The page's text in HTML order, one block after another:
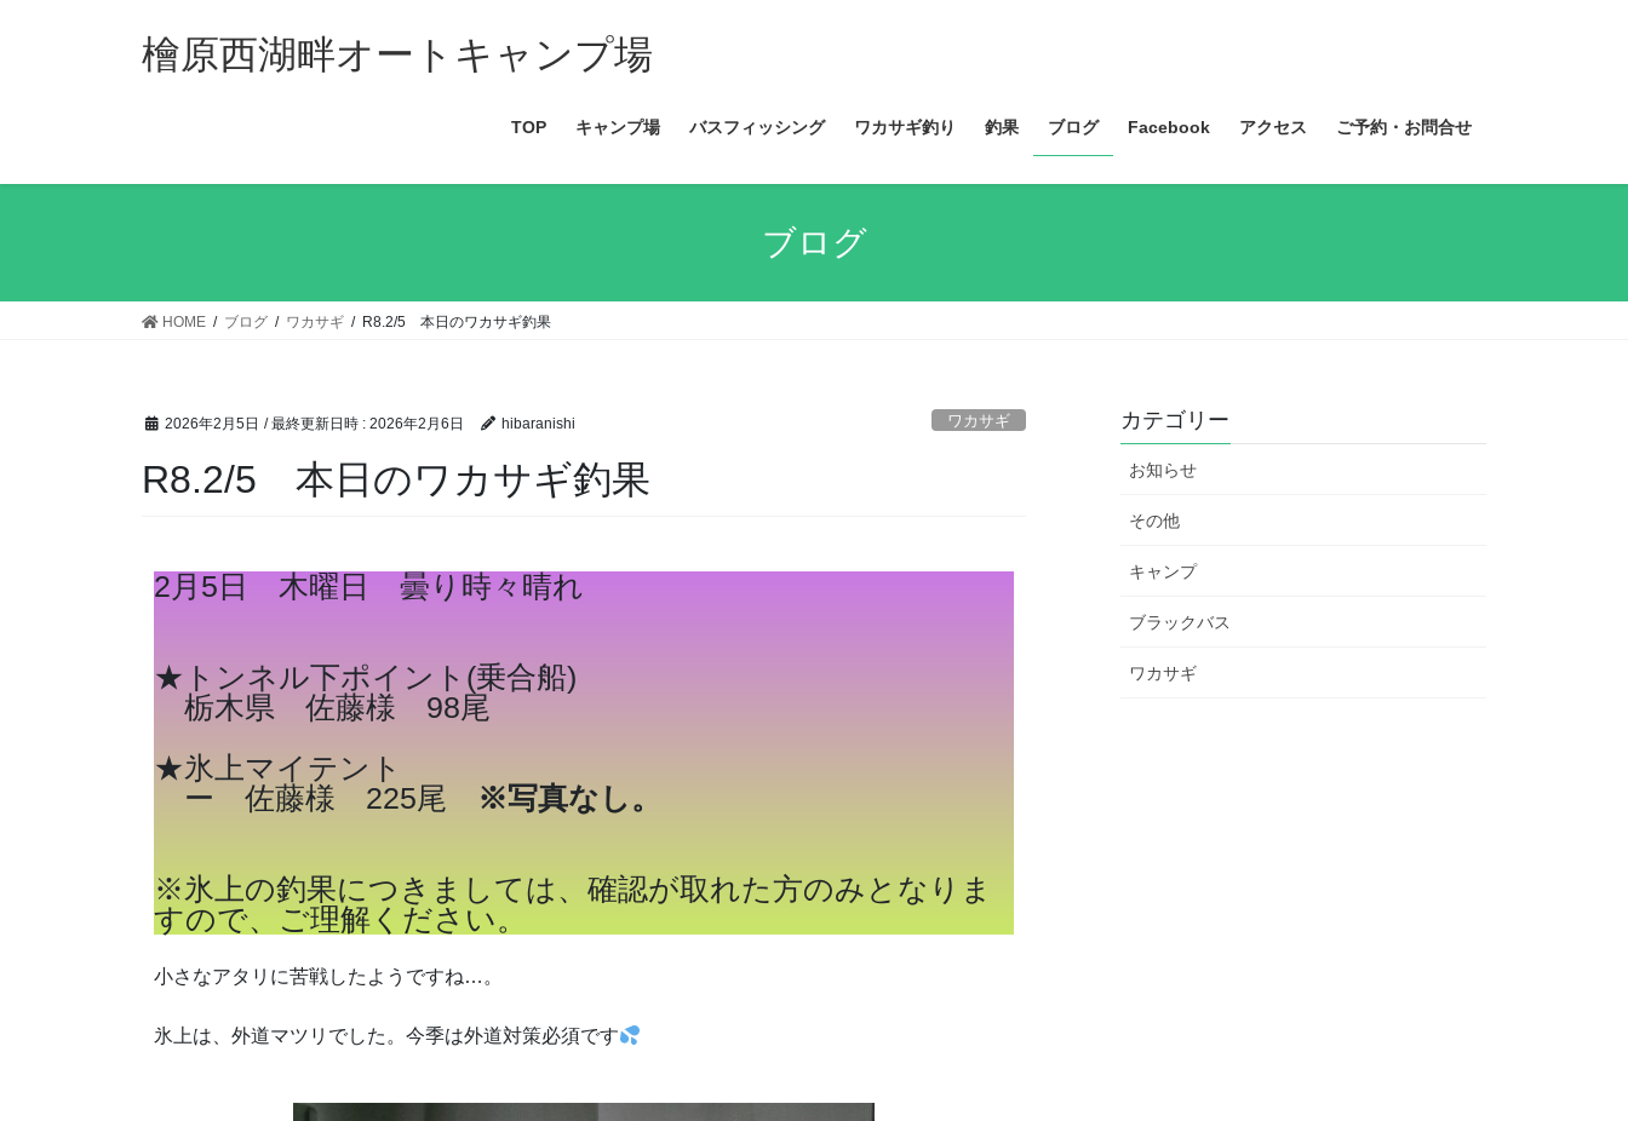
檜原西湖畔オートキャンプ場
TOP キャンプ場 バスフィッシング ワカサギ釣り 釣果 ブログ Facebook アクセス ご予約・お問合せ
ブログ
HOME ブログ ワカサギ R8.2/5 本日のワカサギ釣果
2026年2月5日 / 最終更新日時 : 2026年2月6日 hibaranishi ワカサギ
R8.2/5 本日のワカサギ釣果
2月5日 木曜日 曇り時々晴れ
★トンネル下ポイント(乗合船)
栃木県 佐藤様 98尾
★氷上マイテント
ー 佐藤様 225尾
※写真なし。
※氷上の釣果につきましては、確認が取れた方のみとなりま
すので、ご理解ください。
小さなアタリに苦戦したようですね…。
氷上は、外道マツリでした。今季は外道対策必須です
カテゴリー
お知らせ
その他
キャンプ
ブラックバス
ワカサギ